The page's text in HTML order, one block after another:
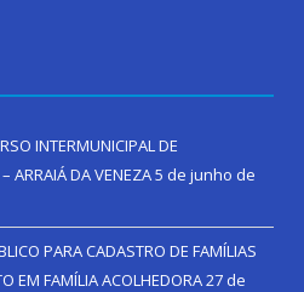
INTERMUNICIPAL DE
ARRAIÁ DA VENEZA5 de junho de
PARA CADASTRO DE FAMÍLIAS
EM FAMÍLIA ACOLHEDORA27 de